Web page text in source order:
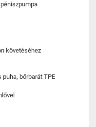
követéséhez
bőrbarát TPE